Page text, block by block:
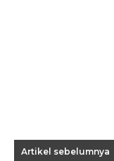
Artikel sebelumnya